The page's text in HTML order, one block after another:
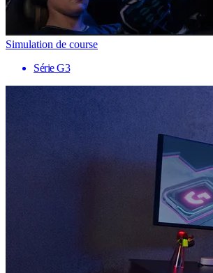
Simulation de course
Série G3